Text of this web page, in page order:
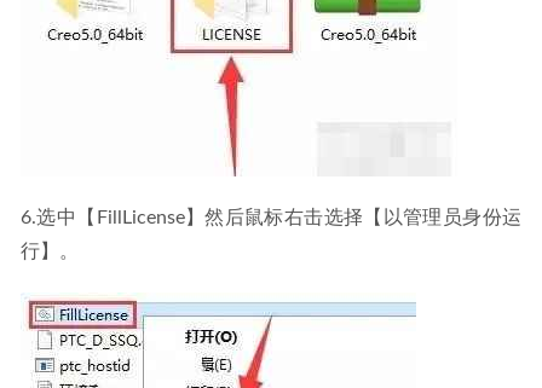
6.选中【FillLicense】然后鼠标右击选择【以管理员身份运
行】。